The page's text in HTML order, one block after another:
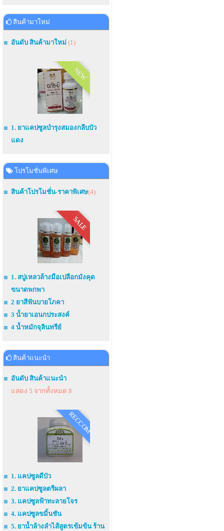
สินค้ามาใหม่
อันดับ สินค้ามาใหม่ (1)
NEW
1. ยาแคปซูลบำรุงสมองกลีบบัว
แดง
โปรโมชั่นพิเศษ
สินค้าโปรโมชั่น-ราคาพิเศษ(4)
SALE
1. สบู่เหลวล้างมือเปลือกมังคุด
ขนาดพกพา
2 ยาสีฟันบายโภคา
3 น้ำยาเอนกประสงค์
4 น้ำหมักจุลินทรีย์
สินค้าแนะนำ
อันดับ สินค้าแนะนำ
แสดง 5 จากทั้งหมด 8
RECCOM
1. แคปซูลดีบัว
2. ยาแคปซูลตรีผลา
3. แคปซูลฟ้าทะลายโจร
4. แคปซูลขมิ้นชัน
5. ยาน้ำล้างลำไส้สูตรเข้มข้น ร้าน